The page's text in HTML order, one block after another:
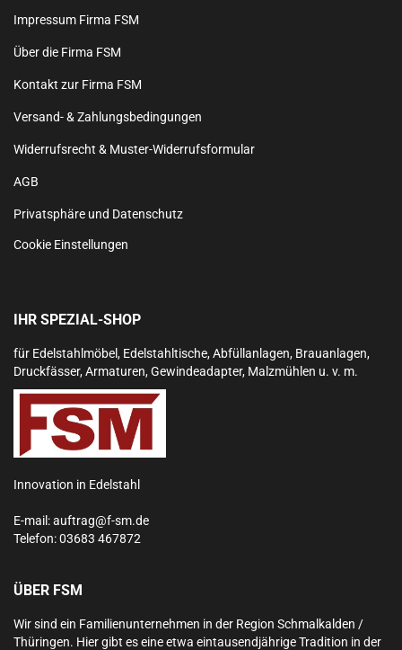
Impressum Firma FSM
Über die Firma FSM
Kontakt zur Firma FSM
Versand- & Zahlungsbedingungen
Widerrufsrecht & Muster-Widerrufsformular
AGB
Privatsphäre und Datenschutz
Cookie Einstellungen
IHR SPEZIAL-SHOP
für Edelstahlmöbel, Edelstahltische, Abfüllanlagen, Brauanlagen,
Druckfässer, Armaturen, Gewindeadapter, Malzmühlen u. v. m.
Innovation in Edelstahl
E-mail:auftrag@f-sm.de
Telefon:03683 467872
ÜBER FSM
Wir sind ein Familienunternehmen in der Region Schmalkalden /
Thüringen. Hier gibt es eine etwa eintausendjährige Tradition in der